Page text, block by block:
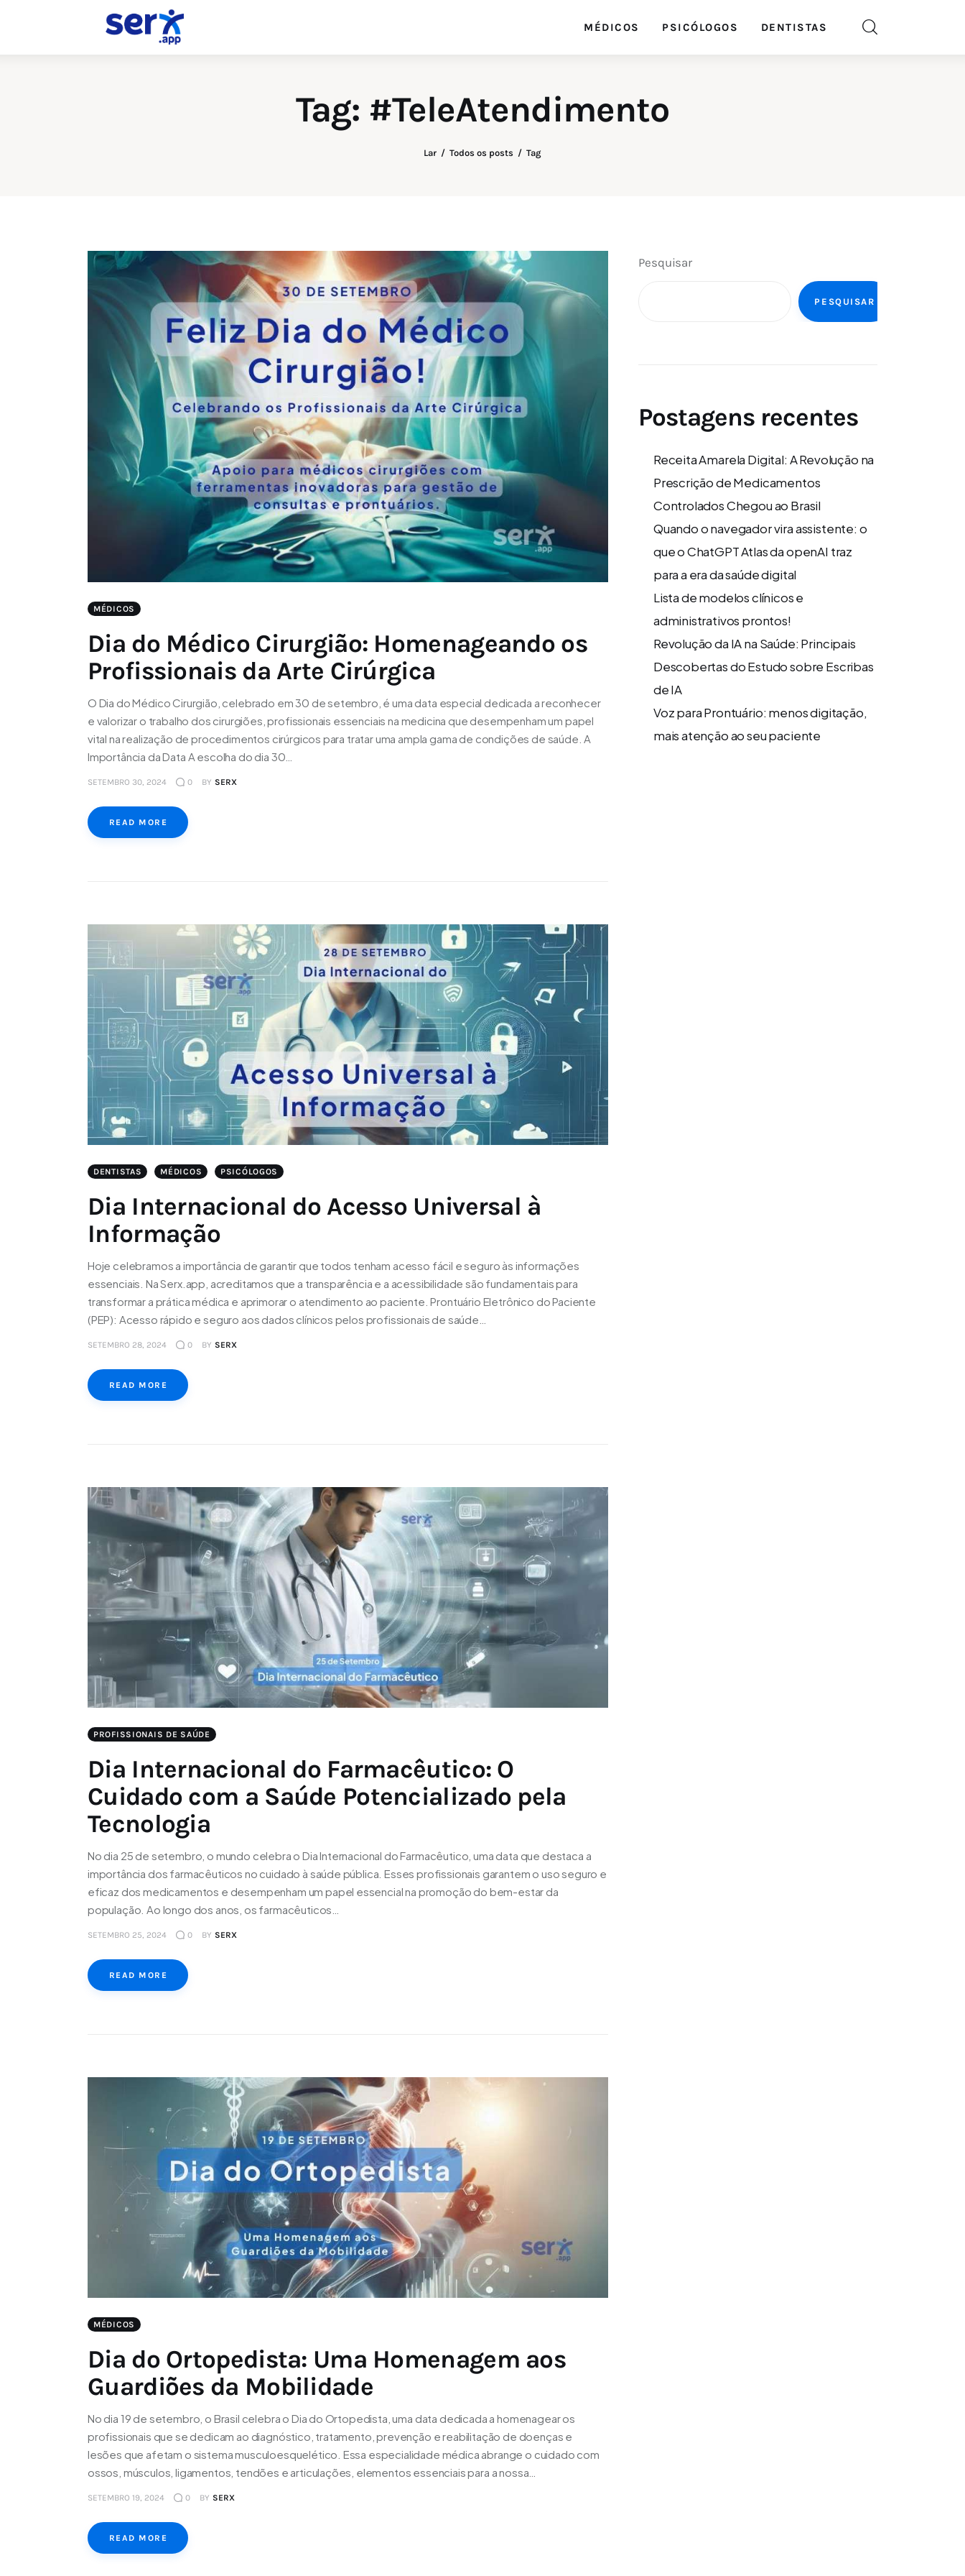
MÉDICOS PSICÓLOGOS DENTISTAS
Tag: #TeleAtendimento
Lar Todos os posts Tag
MÉDICOS
Dia do Médico Cirurgião: Homenageando os
Profissionais da Arte Cirúrgica
O Dia do Médico Cirurgião, celebrado em 30 de setembro, é uma data especial dedicada a reconhecer
e valorizar o trabalho dos cirurgiões, profissionais essenciais na medicina que desempenham um papel
vital na realização de procedimentos cirúrgicos para tratar uma ampla gama de condições de saúde. A
Importância da Data A escolha do dia 30…
SETEMBRO 30, 2024 0 BY SERX
READ MORE
DENTISTAS MÉDICOS PSICÓLOGOS
Dia Internacional do Acesso Universal à
Informação
Hoje celebramos a importância de garantir que todos tenham acesso fácil e seguro às informações
essenciais. Na Serx.app, acreditamos que a transparência e a acessibilidade são fundamentais para
transformar a prática médica e aprimorar o atendimento ao paciente. Prontuário Eletrônico do Paciente
(PEP): Acesso rápido e seguro aos dados clínicos pelos profissionais de saúde…
SETEMBRO 28, 2024 0 BY SERX
READ MORE
PROFISSIONAIS DE SAÚDE
Dia Internacional do Farmacêutico: O
Cuidado com a Saúde Potencializado pela
Tecnologia
No dia 25 de setembro, o mundo celebra o Dia Internacional do Farmacêutico, uma data que destaca a
importância dos farmacêuticos no cuidado à saúde pública. Esses profissionais garantem o uso seguro e
eficaz dos medicamentos e desempenham um papel essencial na promoção do bem-estar da
população. Ao longo dos anos, os farmacêuticos…
SETEMBRO 25, 2024 0 BY SERX
READ MORE
MÉDICOS
Dia do Ortopedista: Uma Homenagem aos
Guardiões da Mobilidade
No dia 19 de setembro, o Brasil celebra o Dia do Ortopedista, uma data dedicada a homenagear os
profissionais que se dedicam ao diagnóstico, tratamento, prevenção e reabilitação de doenças e
lesões que afetam o sistema musculoesquelético. Essa especialidade médica abrange o cuidado com
ossos, músculos, ligamentos, tendões e articulações, elementos essenciais para a nossa…
SETEMBRO 19, 2024 0 BY SERX
READ MORE
Pesquisar
PESQUISAR
Postagens recentes
Receita Amarela Digital: A Revolução na
Prescrição de Medicamentos
Controlados Chegou ao Brasil
Quando o navegador vira assistente: o
que o ChatGPT Atlas da openAI traz
para a era da saúde digital
Lista de modelos clínicos e
administrativos prontos!
Revolução da IA na Saúde: Principais
Descobertas do Estudo sobre Escribas
de IA
Voz para Prontuário: menos digitação,
mais atenção ao seu paciente